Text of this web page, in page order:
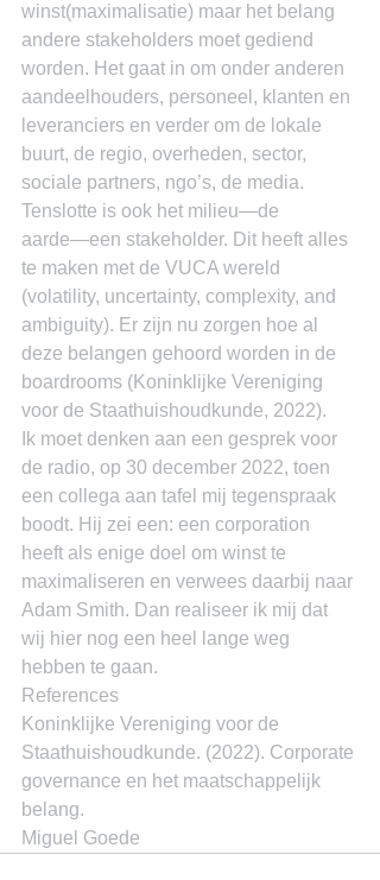
winst(maximalisatie) maar het belang
andere stakeholders moet gediend
worden. Het gaat in om onder anderen
aandeelhouders, personeel, klanten en
leveranciers en verder om de lokale
buurt, de regio, overheden, sector,
sociale partners, ngo’s, de media.
Tenslotte is ook het milieu―de
aarde―een stakeholder. Dit heeft alles
te maken met de VUCA wereld
(volatility, uncertainty, complexity, and
ambiguity). Er zijn nu zorgen hoe al
deze belangen gehoord worden in de
boardrooms (Koninklijke Vereniging
voor de Staathuishoudkunde, 2022).
Ik moet denken aan een gesprek voor
de radio, op 30 december 2022, toen
een collega aan tafel mij tegenspraak
boodt. Hij zei een: een corporation
heeft als enige doel om winst te
maximaliseren en verwees daarbij naar
Adam Smith. Dan realiseer ik mij dat
wij hier nog een heel lange weg
hebben te gaan.
References
Koninklijke Vereniging voor de
Staathuishoudkunde. (2022). Corporate
governance en het maatschappelijk
belang.
Miguel Goede